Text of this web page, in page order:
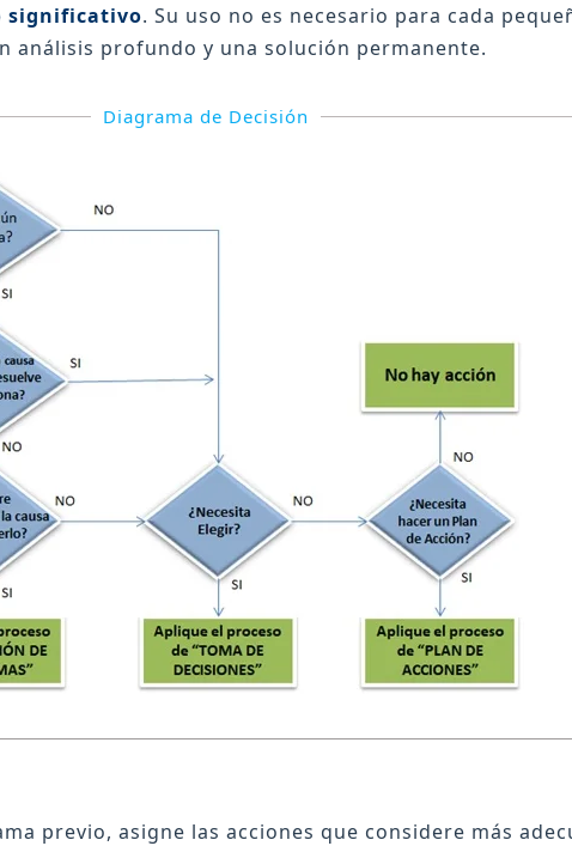
significativo. Su uso no es necesario para cada
análisis profundo y una solución permanente.
Diagrama de Decisión
previo, asigne las acciones que considere más